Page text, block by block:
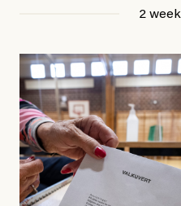
utpekas som israelisk
handlar artikeln om en
splittring och oro i
skapar betydligt mer oro i
oberoende vänstern – än
eller dess bakgrund.
2